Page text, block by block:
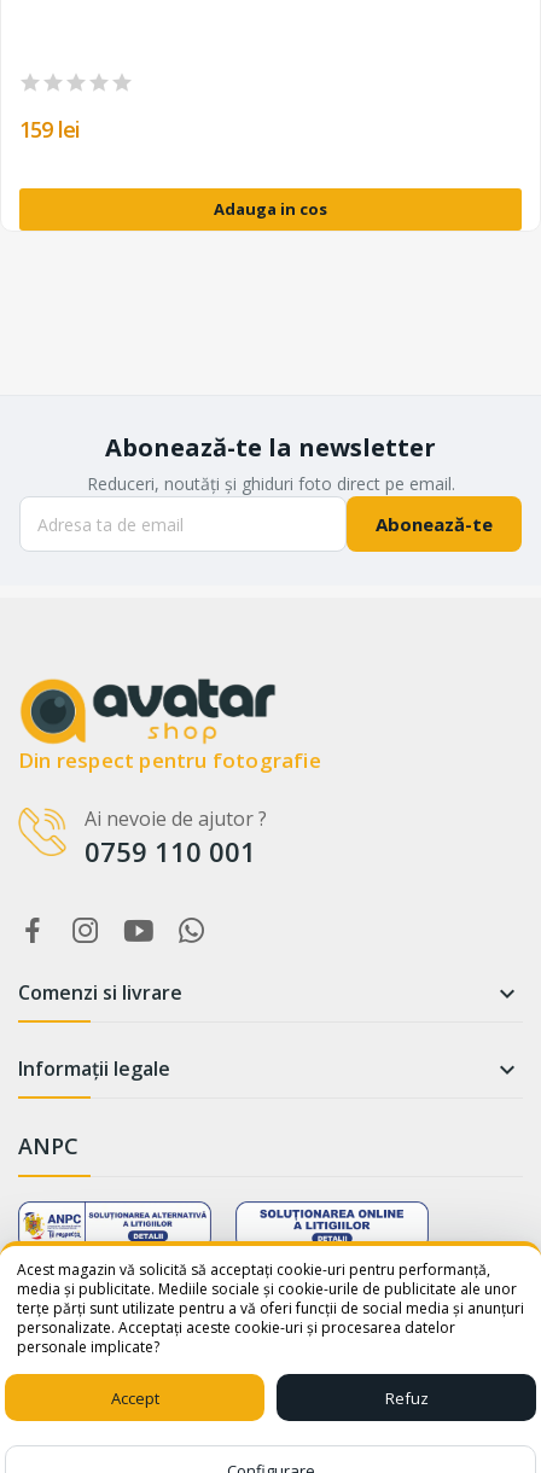
WhatsApp
Salut! Cum te putem ajuta? Scrie-
ne pe WhatsApp!
📞 +40759110001
159 lei
Adauga in cos
Abonează-te la newsletter
Reduceri, noutăți și ghiduri foto direct pe email.
Abonează-te
Din respect pentru fotografie
Ai nevoie de ajutor ?
0759 110 001
Comenzi si livrare 
Informații legale 
ANPC
© 2026 - avatar-shop.ro was crafted with ♥ bySico Media
Acest magazin vă solicită să acceptați cookie-uri pentru performanță,
media și publicitate. Mediile sociale și cookie-urile de publicitate ale unor
terțe părți sunt utilizate pentru a vă oferi funcții de social media și anunțuri
personalizate. Acceptați aceste cookie-uri și procesarea datelor
personale implicate?
Accept Refuz